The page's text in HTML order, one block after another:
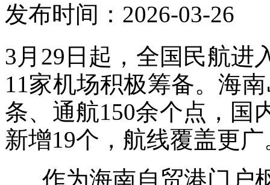
发布时间：2026-03-26
3月29日起，全国民航进
11家机场积极筹备。海
条、通航150余个点，国
新增19个，航线覆盖更广
作为海南自贸港门户